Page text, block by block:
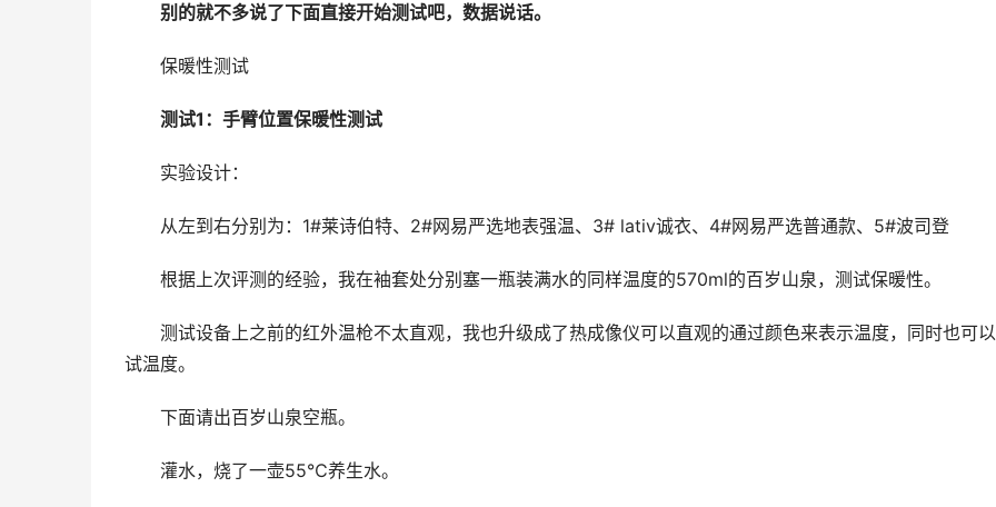
别的就不多说了下面直接开始测试吧，数据说话。
保暖性测试
测试1：手臂位置保暖性测试
实验设计：
从左到右分别为：1#莱诗伯特、2#网易严选地表强温、3# lativ诚衣、4#网易严选普通款、5#波司登
根据上次评测的经验，我在袖套处分别塞一瓶装满水的同样温度的570ml的百岁山泉，测试保暖性。
测试设备上之前的红外温枪不太直观，我也升级成了热成像仪可以直观的通过颜色来表示温度，同时也可
试温度。
下面请出百岁山泉空瓶。
灌水，烧了一壶55℃养生水。